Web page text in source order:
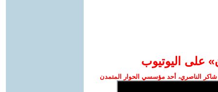
على اليوتيوب
الناصري، أحد مؤسسي الحوار المتمدن